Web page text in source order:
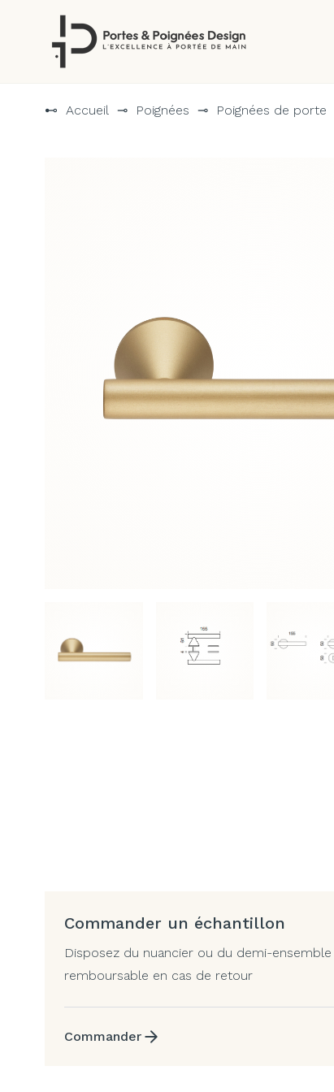
⊷ Accueil ⊸ Poignées ⊸ Poignées de porte
Commander un échantillon
Disposez du nuancier ou du demi-ensemble
remboursable en cas de retour
Commander